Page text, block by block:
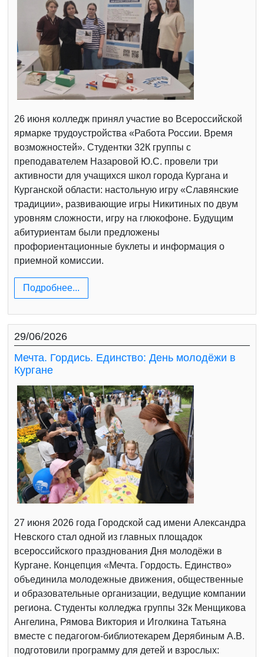
26 июня колледж принял участие во Всероссийской
ярмарке трудоустройства «Работа России. Время
возможностей». Студентки 32К группы с
преподавателем Назаровой Ю.С. провели три
активности для учащихся школ города Кургана и
Курганской области: настольную игру «Славянские
традиции», развивающие игры Никитиных по двум
уровням сложности, игру на глюкофоне. Будущим
абитуриентам были предложены
профориентационные буклеты и информация о
приемной комиссии.
Подробнее...
29/06/2026
Мечта. Гордись. Единство: День молодёжи в
Кургане
27 июня 2026 года Городской сад имени Александра
Невского стал одной из главных площадок
всероссийского празднования Дня молодёжи в
Кургане. Концепция «Мечта. Гордость. Единство»
объединила молодежные движения, общественные
и образовательные организации, ведущие компании
региона. Студенты колледжа группы 32к Менщикова
Ангелина, Рямова Виктория и Иголкина Татьяна
вместе с педагогом-библиотекарем Дерябиным А.В.
подготовили программу для детей и взрослых: